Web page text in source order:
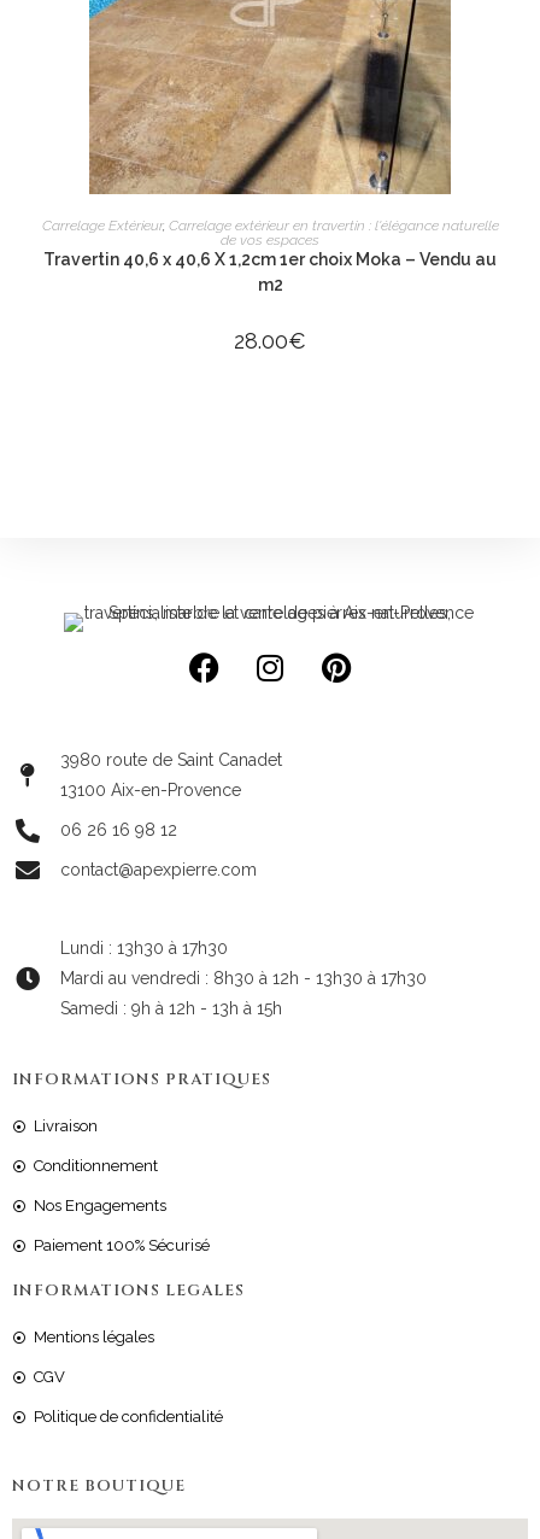
AJOUTER AU PANIER
Carrelage Extérieur, Carrelage extérieur en travertin : l'élégance naturelle
de vos espaces
Travertin 40,6 x 40,6 X 1,2cm 1er choix Moka – Vendu au
m2
28.00€
3980 route de Saint Canadet
13100 Aix-en-Provence
06 26 16 98 12
contact@apexpierre.com
Lundi : 13h30 à 17h30
Mardi au vendredi : 8h30 à 12h - 13h30 à 17h30
Samedi : 9h à 12h - 13h à 15h
INFORMATIONS PRATIQUES
Livraison
Conditionnement
Nos Engagements
Paiement 100% Sécurisé
INFORMATIONS LEGALES
Mentions légales
CGV
Politique de confidentialité
NOTRE BOUTIQUE